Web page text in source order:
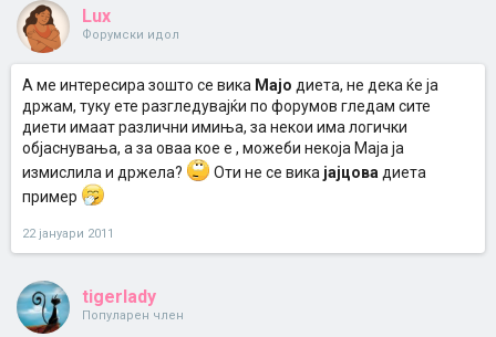
Lux
Форумски идол
А ме интересира зошто се вика Мајо диета, не дека ќе ја
држам, туку ете разгледувајќи по форумов гледам сите
диети имаат различни имиња, за некои има логички
објаснувања, а за оваа кое е , можеби некоја Маја ја
измислила и држела?
Оти не се вика јајцова диета
пример
22 јануари 2011
tigerlady
Популарен член